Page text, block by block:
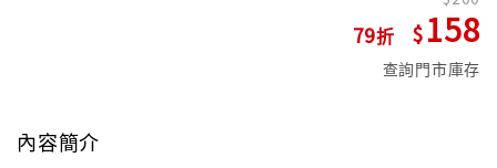
79 158
查詢門市庫存
內容簡介